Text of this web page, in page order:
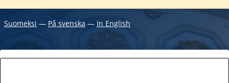
Suomeksi ― På svenska ― In English